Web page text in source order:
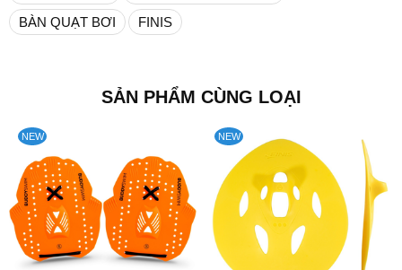
BÀN QUẠT BƠI
FINIS
SẢN PHẨM CÙNG LOẠI
NEW NEW